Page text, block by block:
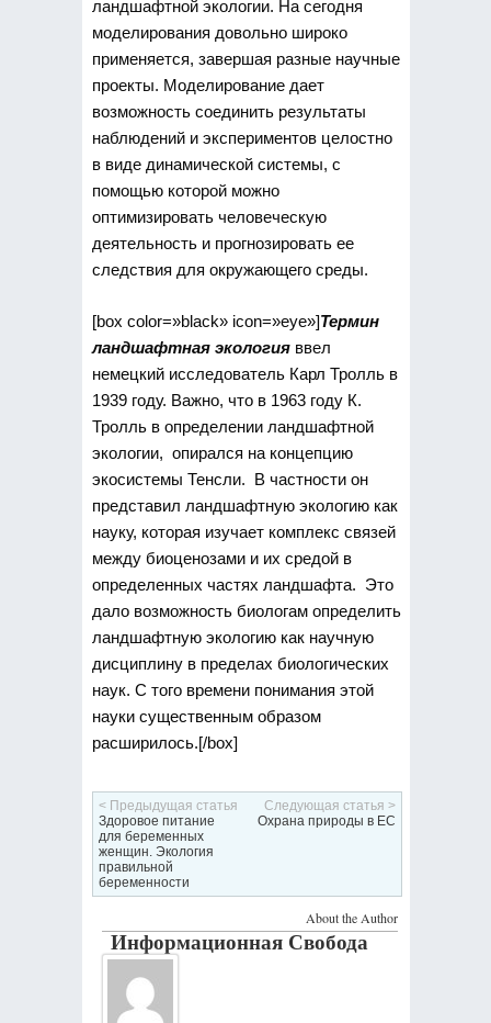
ландшафтной экологии. На сегодня
моделирования довольно широко
применяется, завершая разные научные
проекты. Моделирование дает
возможность соединить результаты
наблюдений и экспериментов целостно
в виде динамической системы, с
помощью которой можно
оптимизировать человеческую
деятельность и прогнозировать ее
следствия для окружающего среды.
[box color=»black» icon=»eye»]Термин
ландшафтная экологияввел
немецкий исследователь Карл Тролль в
1939 году. Важно, что в 1963 году К.
Тролль в определении ландшафтной
экологии, опирался на концепцию
экосистемы Тенсли. В частности он
представил ландшафтную экологию как
науку, которая изучает комплекс связей
между биоценозами и их средой в
определенных частях ландшафта. Это
дало возможность биологам определить
ландшафтную экологию как научную
дисциплину в пределах биологических
наук. С того времени понимания этой
науки существенным образом
расширилось.[/box]
< Предыдущая статья
Здоровое питание
для беременных
женщин. Экология
правильной
беременности
Следующая статья >
Охрана природы в ЕС
About the Author
Информационная Свобода